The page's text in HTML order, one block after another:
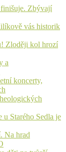
finišuje. Zbývají
vás historik
Zloději kol hrozí
a
koncerty,
u Starého Sedla je
Na hrad